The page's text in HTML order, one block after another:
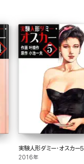
実験人形ダミー・オスカー5
2016年